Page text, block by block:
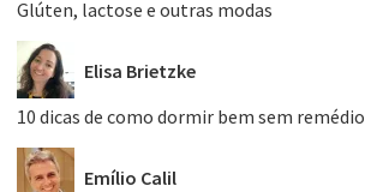
Glúten, lactose e outras modas
Elisa Brietzke
10 dicas de como dormir bem sem remédio
Emílio Calil